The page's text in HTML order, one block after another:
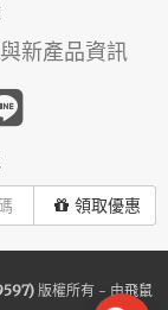
新產品資訊
領取優惠
版權所有 - 由飛鼠